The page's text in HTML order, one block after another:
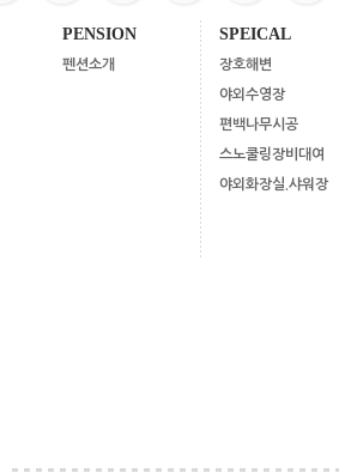
PENSION
펜션소개
SPEICAL
장호해변
야외수영장
편백나무시공
스노쿨링장비대여
야외화장실.샤워장